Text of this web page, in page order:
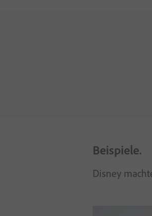
Beispiele.
Disney